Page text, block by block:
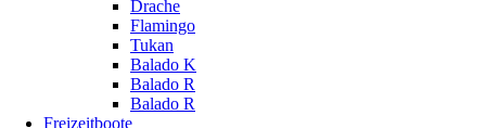
Drache
Flamingo
Tukan
Balado K
Balado R
Balado R
Freizeitboote